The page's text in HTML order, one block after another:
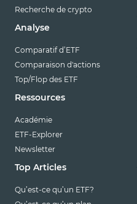
Recherche de crypto
Analyse
Comparatif d’ETF
Comparaison d'actions
Top/Flop des ETF
Ressources
Académie
ETF-Explorer
Newsletter
Top Articles
Qu’est-ce qu’un ETF?